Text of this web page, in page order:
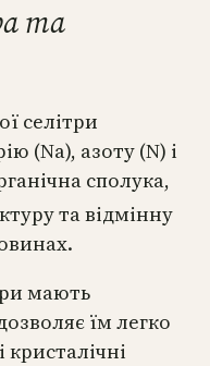
та
селітри
(Na), азоту (N) і
сполука,
та відмінну
мають
їм легко